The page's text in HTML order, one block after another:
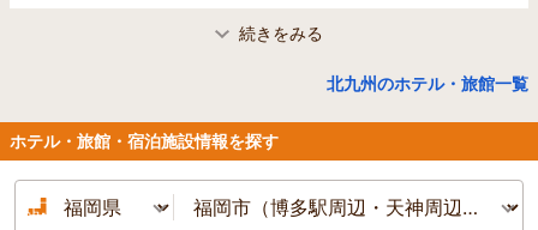
評◆朝食＆駐車場無料(4ｔトラック可)/全室VOD
＆4Kテレビ/WIFI有
11,600円～
車で大分道甘木ICより7分、小郡ICより19分/立体駐車場無料(3F直通通路有)/
プランをみる
福岡県／北九州市（小倉・八幡・門司）
プレミアホテル門司港
(4,206件)
ハイクラス
門司港駅から徒歩2分！ 九州最北端に在る港町リ
峡とレトロな街並み、高評価朝食ビュッフェが自
慢！ 下関へのアクセスも抜群！
続きをみる
北九州のホテル・旅館一覧
ホテル・旅館・宿泊施設情報を探す